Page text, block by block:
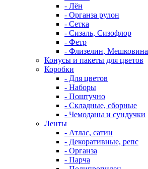
- Лён
- Органза рулон
- Сетка
- Сизаль, Сизофлор
- Фетр
- Флизелин, Мешковина
Конусы и пакеты для цветов
Коробки
- Для цветов
- Наборы
- Поштучно
- Складные, сборные
- Чемоданы и сундучки
Ленты
- Атлас, сатин
- Декоративные, репс
- Органза
- Парча